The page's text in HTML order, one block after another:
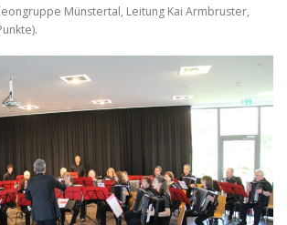
Münstertal, Leitung Kai Armbruster,